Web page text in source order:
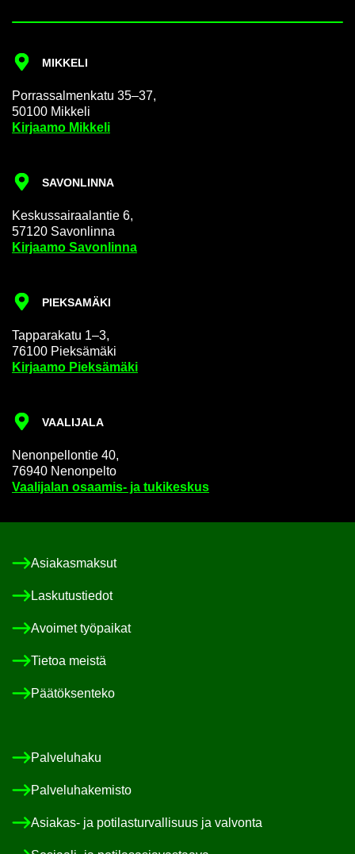
MIK­KE­LI
Por­ras­sal­men­ka­tu 35–37,
50100 Mik­ke­li
Kir­jaa­mo Mik­ke­li
SA­VON­LIN­NA
Kes­kus­sai­raa­lan­tie 6,
57120 Sa­von­lin­na
Kir­jaa­mo Sa­von­lin­na
PIEK­SA­MÄ­KI
Tap­pa­ra­ka­tu 1–3,
76100 Piek­sä­mä­ki
Kir­jaa­mo Piek­sä­mä­ki
VAA­LI­JA­LA
Ne­non­pel­lon­tie 40,
76940 Ne­non­pel­to
Vaa­li­ja­lan osaamis-​ ja tu­ki­kes­kus
Asia­kas­mak­sut
Las­ku­tus­tie­dot
Avoi­met työ­pai­kat
Tie­toa meis­tä
Pää­tök­sen­te­ko
Pal­ve­lu­ha­ku
Pal­ve­lu­ha­ke­mis­to
Asiakas-​ ja po­ti­las­tur­val­li­suus ja val­von­ta